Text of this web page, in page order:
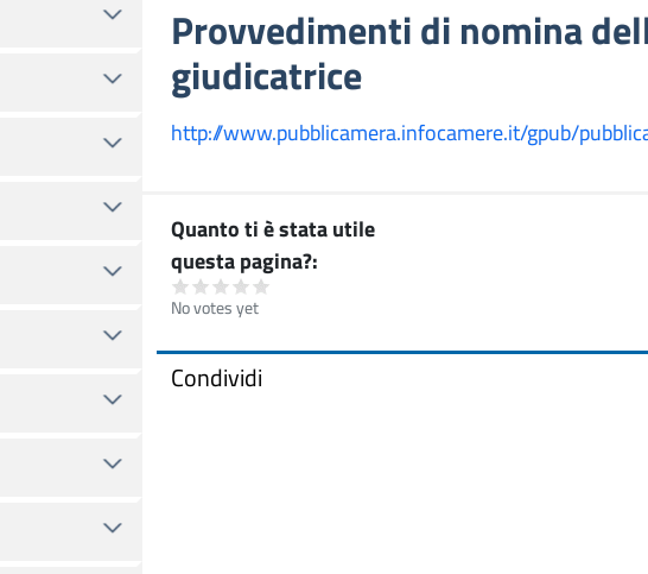
Provvedimenti di nomina
giudicatrice
http://www.pubblicamera.infocamere.it/gpub/
Quanto ti è stata utile
questa pagina?
No votes yet
Condividi